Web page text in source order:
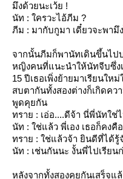
มึงด้วยนะเว้ย !
นัท : ใครวะไอ้ภีม ?
ภีม : มากับกูมา เดี๋ยวจะพามึ
จากนั้นภีมก็พานัทเดินขึ้นไป
หญิงคนที่แนะนำให้นัทจีบซึ่
15 ปีเธอเพิ่งย้ายมาเรียนใ
สบตากันทั้งสองต่างก็เกิดคว
พูดคุยกัน
ทราย : เอ่อ....ดีจ้า นี่พี่นัทใ
นัท : ใช่แล้ว พี่เอง เธอก็คงคื
ทราย : ใช่แล้วจ้า ยินดีที่ได้รู้
นัท : เช่นกันนะ งั้นพี่ไปเรียน
หลังจากทั้งสองคุยกันเสร็จแ